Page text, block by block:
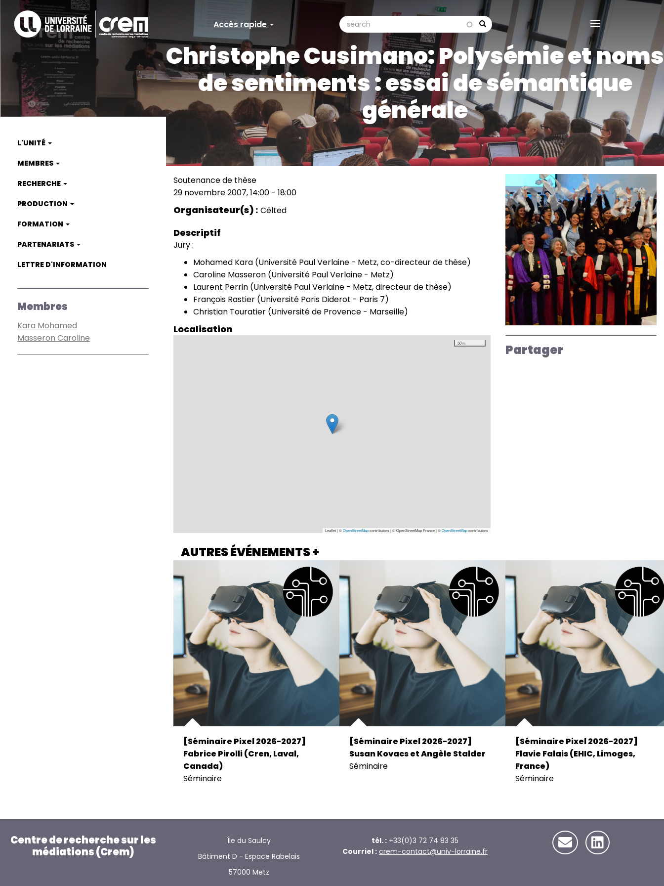
contenu
principal
Accès
rapide
Accès rapide
Search
search search
Christophe Cusimano: Polysémie et noms
de sentiments : essai de sémantique
générale
L'UNITÉ
MEMBRES
RECHERCHE
PRODUCTION
FORMATION
PARTENARIATS
LETTRE D'INFORMATION
Membres
Kara Mohamed
Masseron Caroline
Type
de
manifestation
Soutenance de thèse
Date
(smart)
29 novembre 2007, 14:00 - 18:00
Organisateur(s) Célted
Descriptif
Jury :
Mohamed Kara (Université Paul Verlaine - Metz, co-directeur de thèse)
Caroline Masseron (Université Paul Verlaine - Metz)
Laurent Perrin (Université Paul Verlaine - Metz, directeur de thèse)
François Rastier (Université Paris Diderot - Paris 7)
Christian Touratier (Université de Provence - Marseille)
Localisation
50 m
Leaflet | ©OpenStreetMapcontributors|© OpenStreetMap France | ©OpenStreetMapcontributors
Partager
AUTRES ÉVÉNEMENTS +
[Séminaire Pixel 2026-2027]
Fabrice Pirolli (Cren, Laval,
Canada)
Séminaire
[Séminaire Pixel 2026-2027]
Susan Kovacs et Angèle Stalder
Séminaire
[Séminaire Pixel 2026-2027]
Flavie Falais (EHIC, Limoges,
France)
Séminaire
Centre de recherche sur les
médiations (Crem)
Île du Saulcy
Bâtiment D - Espace Rabelais
57000 Metz
tél. : +33(0)3 72 74 83 35
Courriel : crem-contact@univ-lorraine.fr